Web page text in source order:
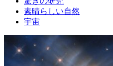
素晴らしい自然
宇宙